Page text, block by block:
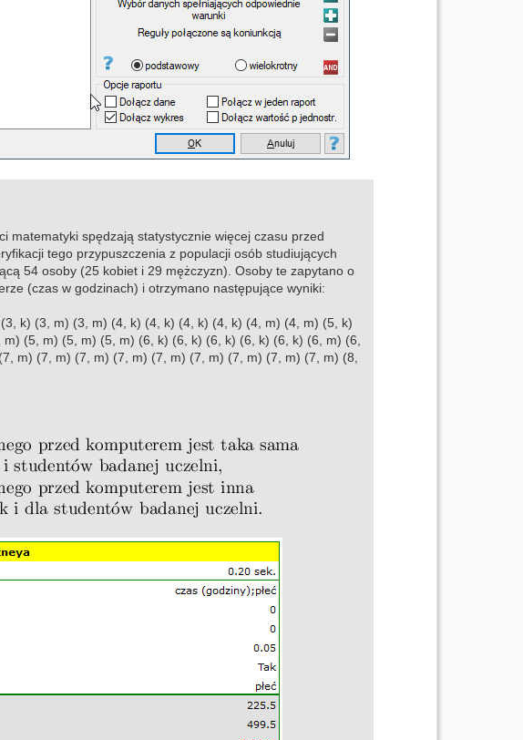
matematyki spędzają statystycznie więcej czasu przed
tego przypuszczenia z populacji osób studiujących
54 osoby (25 kobiet i 29 mężczyzn). Osoby te zapytano o
(czas w godzinach) i otrzymano następujące wyniki:
k) (3, m) (3, m) (4, k) (4, k) (4, k) (4, k) (4, m) (4, m) (5, k)
(5, m) (5, m) (5, m) (6, k) (6, k) (6, k) (6, k) (6, k) (6, m) (6,
m) (7, m) (7, m) (7, m) (7, m) (7, m) (7, m) (7, m) (7, m) (8,